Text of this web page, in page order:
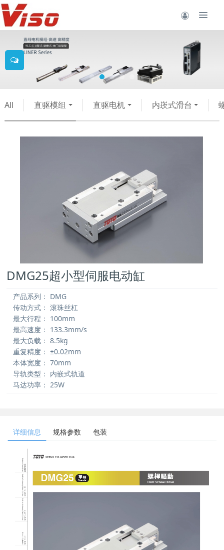
All 直驱模组 直驱电机 内崁式滑台
DMG25超小型伺服电动缸
产品系列： DMG
传动方式： 滚珠丝杠
最大行程： 100mm
最高速度： 133.3mm/s
最大负载： 8.5kg
重复精度： ±0.02mm
本体宽度： 70mm
导轨类型： 内嵌式轨道
马达功率： 25W
详细信息 规格参数 包装